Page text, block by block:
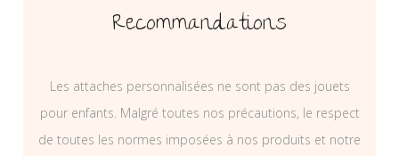
Recommandations
Les attaches personnalisées ne sont pas des jouets
pour enfants. Malgré toutes nos précautions, le respect
de toutes les normes imposées à nos produits et notre